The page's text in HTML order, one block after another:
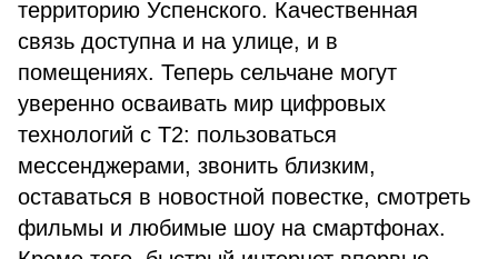
территорию Успенского. Качественная
связь доступна и на улице, и в
помещениях. Теперь сельчане могут
уверенно осваивать мир цифровых
технологий с Т2: пользоваться
мессенджерами, звонить близким,
оставаться в новостной повестке, смотреть
фильмы и любимые шоу на смартфонах.